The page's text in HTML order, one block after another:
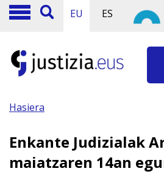
EU ES
Hasiera
Enkante Judizialak
maiatzaren 14an